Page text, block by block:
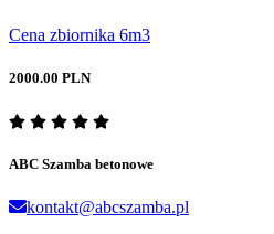
Cena zbiornika 6m3
2000.00 PLN
ABC Szamba betonowe
kontakt@abcszamba.pl